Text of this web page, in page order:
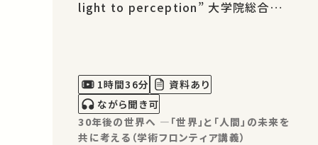
light to perception” 大学院総合文
がるかもしれません。 お気に入りの講
義・講演があればSNSなどでシェアをお
願いします。
1時間36分
資料あり
ながら聞き可
30年後の世界へ ―「世界」と「人間」の未来を
共に考える（学術フロンティア講義）